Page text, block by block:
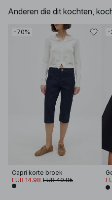
Anderen die dit kochten,
-70%
Capri korte broek
EUR 14.98 EUR 49.95
-